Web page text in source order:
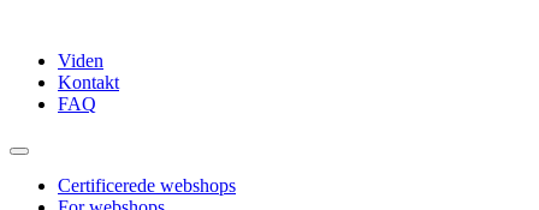
indholdViden
Kontakt
FAQ
Certificerede webshops